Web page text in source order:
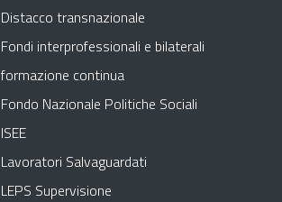
Distacco transnazionale
Fondi interprofessionali e bilaterali
formazione continua
Fondo Nazionale Politiche Sociali
ISEE
Lavoratori Salvaguardati
LEPS Supervisione